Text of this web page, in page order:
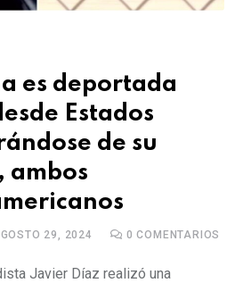
es deportada
Estados
de su
ambos
29, 2024 0 COMENTARIOS
Javier Díaz realizó una